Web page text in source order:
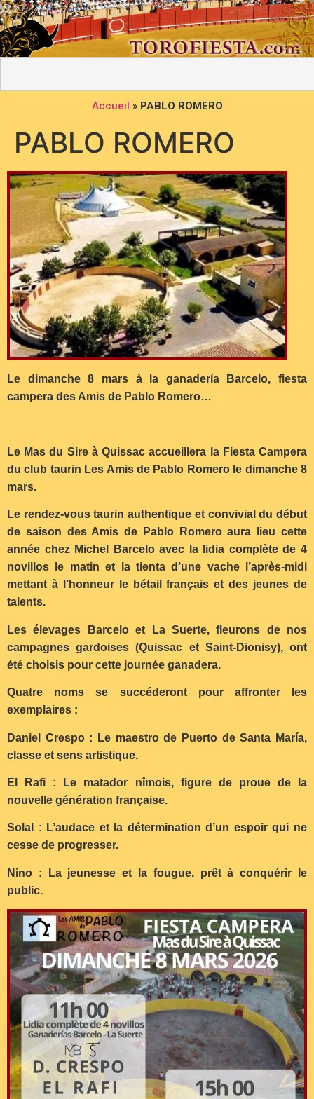
Accueil » PABLO ROMERO
PABLO ROMERO
Le dimanche 8 mars à la ganadería Barcelo, fiesta
campera des Amis de Pablo Romero…
Le Mas du Sire à Quissac accueillera la Fiesta Campera
du club taurin Les Amis de Pablo Romero le dimanche 8
mars.
Le rendez-vous taurin authentique et convivial du début
de saison des Amis de Pablo Romero aura lieu cette
année chez Michel Barcelo avec la lidia complète de 4
novillos le matin et la tienta d’une vache l’après-midi
mettant à l’honneur le bétail français et des jeunes de
talents.
Les élevages Barcelo et La Suerte, fleurons de nos
campagnes gardoises (Quissac et Saint-Dionisy), ont
été choisis pour cette journée ganadera.
Quatre noms se succéderont pour affronter les
exemplaires :
Daniel Crespo : Le maestro de Puerto de Santa María,
classe et sens artistique.
El Rafi : Le matador nîmois, figure de proue de la
nouvelle génération française.
Solal : L’audace et la détermination d’un espoir qui ne
cesse de progresser.
Nino : La jeunesse et la fougue, prêt à conquérir le
public.